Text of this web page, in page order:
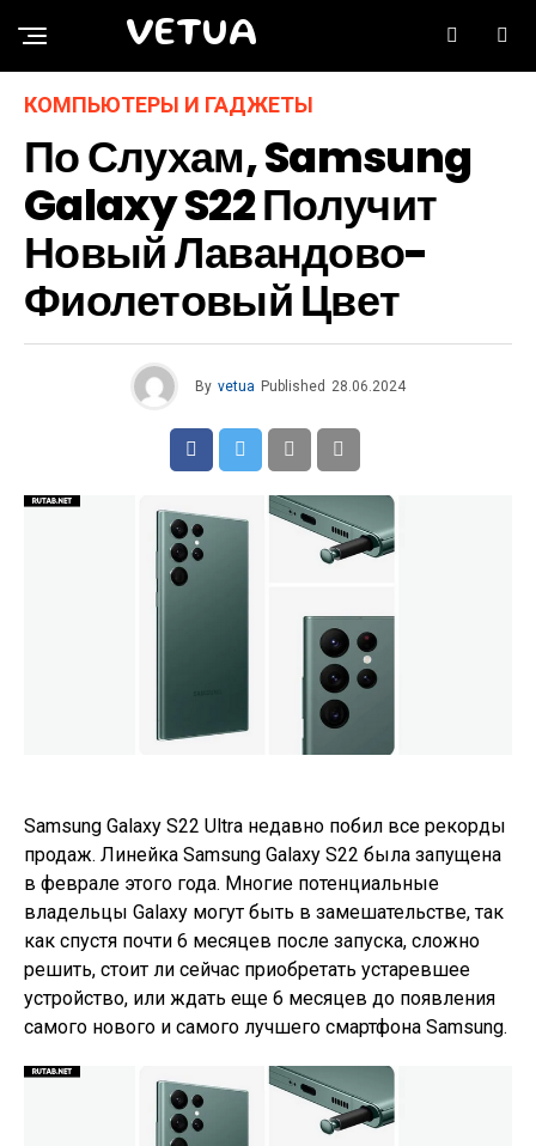
VETUA
КОМПЬЮТЕРЫ И ГАДЖЕТЫ
По Слухам, Samsung
Galaxy S22 Получит
Новый Лавандово-
Фиолетовый Цвет
By vetua Published 28.06.2024
Samsung Galaxy S22 Ultra недавно побил все рекорды
продаж. Линейка Samsung Galaxy S22 была запущена
в феврале этого года. Многие потенциальные
владельцы Galaxy могут быть в замешательстве, так
как спустя почти 6 месяцев после запуска, сложно
решить, стоит ли сейчас приобретать устаревшее
устройство, или ждать еще 6 месяцев до появления
самого нового и самого лучшего смартфона Samsung.